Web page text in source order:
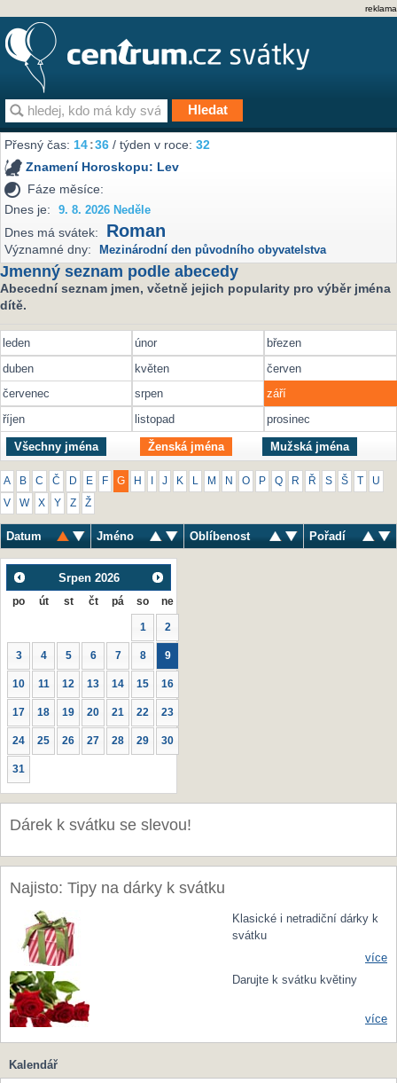
reklama
Přesný čas:14 36 / týden v roce:32
Znamení Horoskopu: Lev
Fáze měsíce:
Dnes je:
9. 8. 2026 Neděle
Dnes má svátek: Roman
Významné dny: Mezinárodní den původního obyvatelstva
Jmenný seznam podle abecedy
Abecední seznam jmen, včetně jejich popularity pro výběr jména
dítě.
leden únor
březen
duben
květen
červen
červenec
srpen
září
říjen
listopad prosinec
Všechny jména Ženská jména Mužská jména
A B C Č D E F G H J K M N O P Q R Ř S Š U
V W X Y Z Ž
Datum Jméno Oblíbenost Pořadí
Srpen 2026
po út st čt pá so ne
1 2
3 4 5 6 7 8 9
10 11 12 13 14 15 16
17 18 19 20 21 22 23
24 25 26 27 28 29 30
31
Dárek k svátku se slevou!
Najisto: Tipy na dárky k svátku
Klasické i netradiční dárky k
svátku
více
Darujte k svátku květiny
více
Kalendář